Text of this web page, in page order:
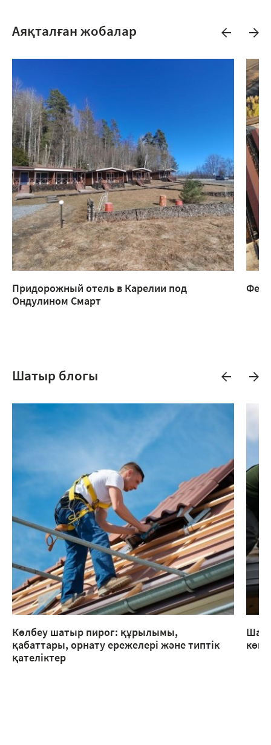
Аяқталған жобалар
Придорожный отель в Карелии под
Ондулином Смарт
Шатыр блогы
Көлбеу шатыр пирог: құрылымы,
қабаттары, орнату ережелері және типтік
қателіктер